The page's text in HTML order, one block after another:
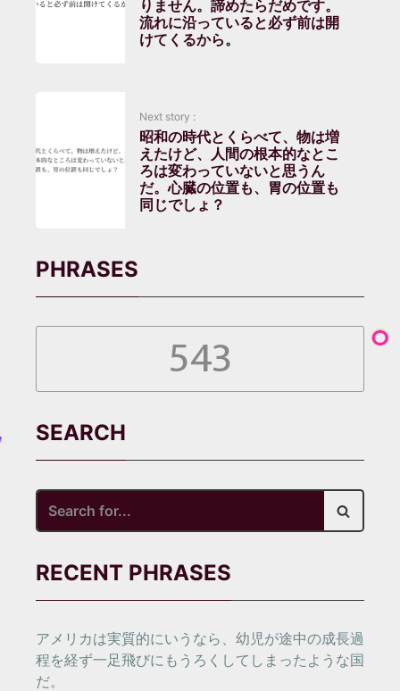
りません。諦めたらだめです。
流れに沿っていると必ず前は開
けてくるから。
Next story :
昭和の時代とくらべて、物は増
えたけど、人間の根本的なとこ
ろは変わっていないと思うん
だ。心臓の位置も、胃の位置も
同じでしょ？
PHRASES
543
SEARCH
Search
RECENT PHRASES
アメリカは実質的にいうなら、幼児が途中の成長過
程を経ず一足飛びにもうろくしてしまったような国
だ。